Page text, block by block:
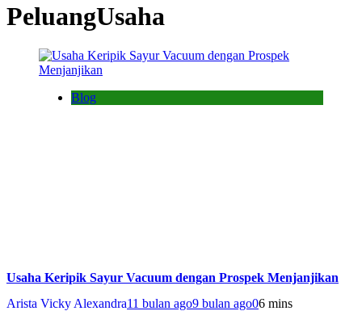
PeluangUsaha
Blog
Usaha Keripik Sayur Vacuum dengan Prospek Menjanjikan
Arista Vicky Alexandra11 bulan ago9 bulan ago06 mins